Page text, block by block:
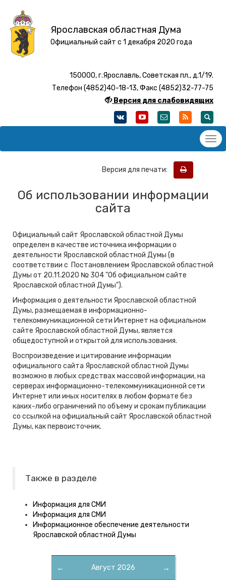
Ярославская областная Дума
Официальный сайт с 1 декабря 2020 года
150000, г.Ярославль, Советская пл., д.1/19.
Телефон (4852)40-18-13, Факс (4852)32-77-75
Версия для слабовидящих
Версия для печати:
Об использовании информации
сайта
Официальный сайт Ярославской областной Думы
определен в качестве источника информации о
деятельности Ярославской областной Думы (в
соответствии с Постановлением Ярославской областной
Думы от 20.11.2020 № 304 "Об официальном сайте
Ярославской областной Думы").
Информация о деятельности Ярославской областной
Думы, размещаемая в информационно-
телекоммуникационной сети Интернет на официальном
сайте Ярославской областной Думы, является
общедоступной и открытой для использования.
Воспроизведение и цитирование информации
официального сайта Ярославской областной Думы
возможно в любых средствах массовой информации, на
серверах информационно-телекоммуникационной сети
Интернет или иных носителях в любом формате без
каких-либо ограничений по объему и срокам публикации
со ссылкой на официальный сайт Ярославской областной
Думы, как первоисточник.
Также в разделе
Информация для СМИ
Информация для СМИ
Информационное обеспечение деятельности
Ярославской областной Думы
← →
Август 2026